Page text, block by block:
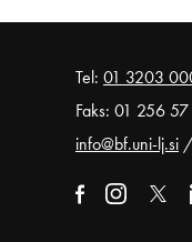
Tel: 01 3203
Faks: 01 256
info@bf.uni-lj.si /